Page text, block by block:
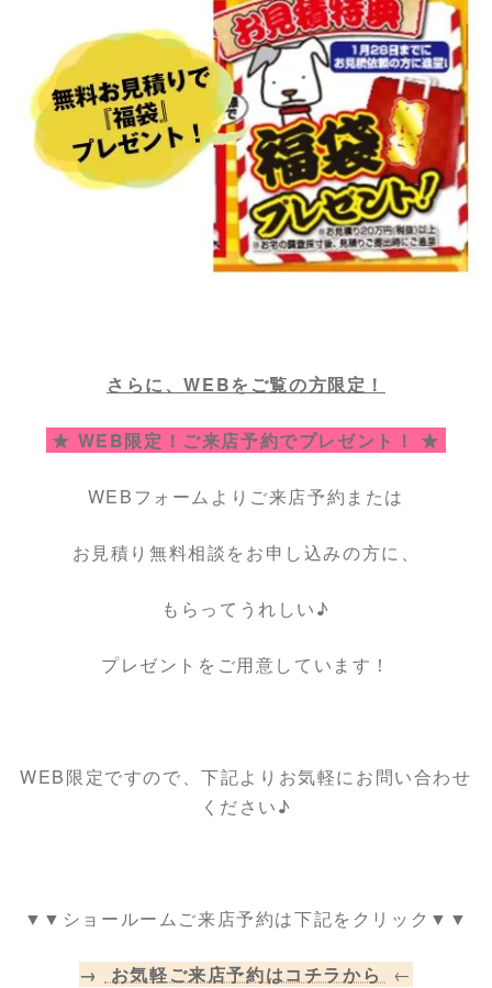
さらに、WEBをご覧の方限定！
★ WEB限定！ご来店予約でプレゼント！ ★
WEBフォームよりご来店予約または
お見積り無料相談をお申し込みの方に、
もらってうれしい♪
プレゼントをご用意しています！
WEB限定ですので、下記よりお気軽にお問い合わせ
ください♪
▼▼ショールームご来店予約は下記をクリック▼▼
→ お気軽ご来店予約はコチラから ←